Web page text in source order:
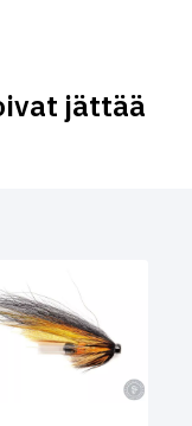
jättää